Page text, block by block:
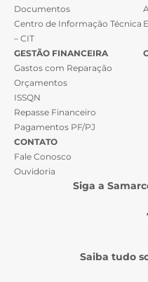
Documentos
Centro de Informação Técnica
– CIT
GESTÃO FINANCEIRA
Gastos com Reparação
Orçamentos
ISSQN
Repasse Financeiro
Pagamentos PF/PJ
CONTATO
Fale Conosco
Ouvidoria
Siga a
Saiba tudo